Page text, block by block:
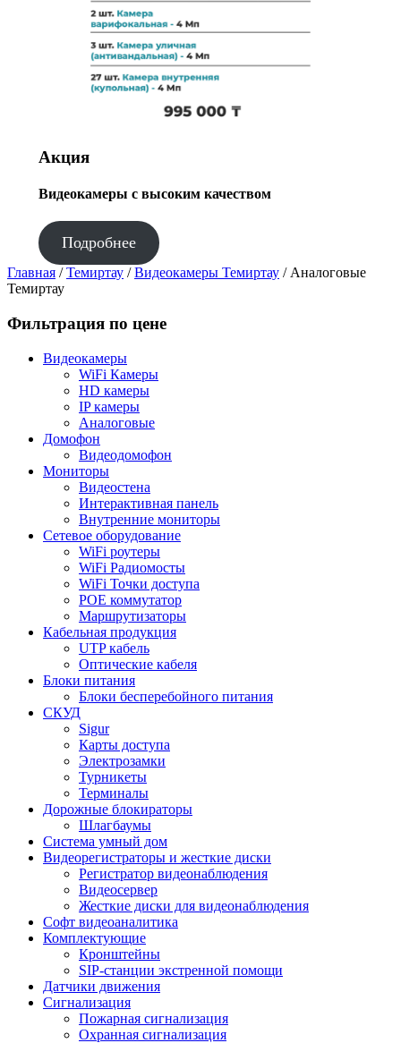
Акция
Видеокамеры с высоким качеством
Подробнее
Главная /Темиртау /Видеокамеры Темиртау / Аналоговые
Темиртау
Фильтрация по цене
Видеокамеры
WiFi Камеры
HD камеры
IP камеры
Аналоговые
Домофон
Видеодомофон
Мониторы
Видеостена
Интерактивная панель
Внутренние мониторы
Сетевое оборудование
WiFi роутеры
WiFi Радиомосты
WiFi Точки доступа
POE коммутатор
Маршрутизаторы
Кабельная продукция
UTP кабель
Оптические кабеля
Блоки питания
Блоки бесперебойного питания
СКУД
Sigur
Карты доступа
Электрозамки
Турникеты
Терминалы
Дорожные блокираторы
Шлагбаумы
Cистема умный дом
Видеорегистраторы и жесткие диски
Регистратор видеонаблюдения
Видеосервер
Жесткие диски для видеонаблюдения
Софт видеоаналитика
Комплектующие
Кронштейны
SIP-станции экстренной помощи
Датчики движения
Сигнализация
Пожарная сигнализация
Охранная сигнализация